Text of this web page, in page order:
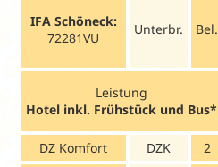
IFA Schöneck:
72281VU
Unterbr. Bel.
Leistung
Hotel inkl. Frühstück und Bus*
DZ Komfort
DZK 2